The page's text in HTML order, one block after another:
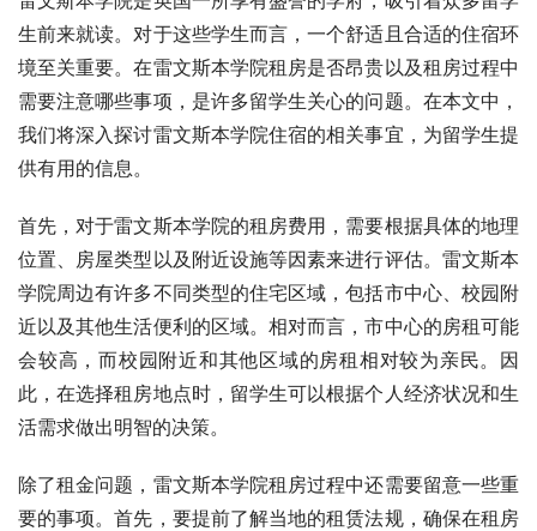
生前来就读。对于这些学生而言，一个舒适且合适的住宿环
境至关重要。在雷文斯本学院租房是否昂贵以及租房过程中
需要注意哪些事项，是许多留学生关心的问题。在本文中，
我们将深入探讨雷文斯本学院住宿的相关事宜，为留学生提
供有用的信息。
首先，对于雷文斯本学院的租房费用，需要根据具体的地理
位置、房屋类型以及附近设施等因素来进行评估。雷文斯本
学院周边有许多不同类型的住宅区域，包括市中心、校园附
近以及其他生活便利的区域。相对而言，市中心的房租可能
会较高，而校园附近和其他区域的房租相对较为亲民。因
此，在选择租房地点时，留学生可以根据个人经济状况和生
活需求做出明智的决策。
除了租金问题，雷文斯本学院租房过程中还需要留意一些重
要的事项。首先，要提前了解当地的租赁法规，确保在租房